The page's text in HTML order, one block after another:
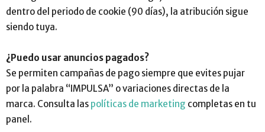
dentro del periodo de cookie (90 días), la atribución sigue
siendo tuya.
¿Puedo usar anuncios pagados?
Se permiten campañas de pago siempre que evites pujar
por la palabra “IMPULSA” o variaciones directas de la
marca. Consulta las políticas de marketing completas en tu
panel.